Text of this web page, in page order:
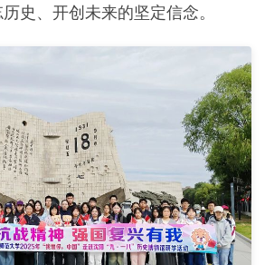
史、开创未来的坚定信念。